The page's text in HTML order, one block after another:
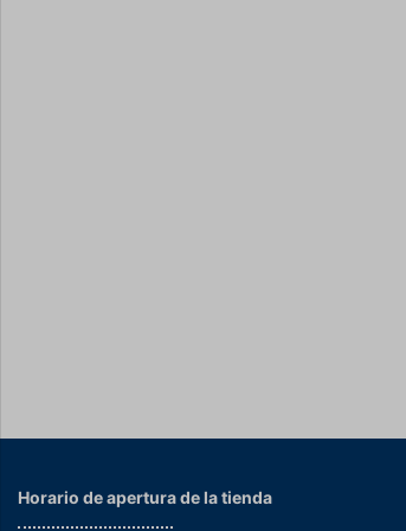
Horario de apertura de la tienda